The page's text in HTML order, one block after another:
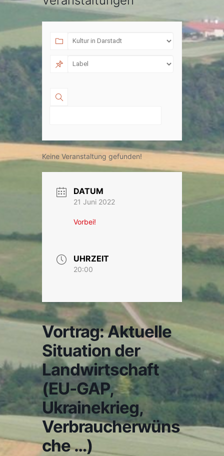
Keine Veranstaltung gefunden!
DATUM
21 Juni 2022
Vorbei!
UHRZEIT
20:00
Vortrag: Aktuelle
Situation der
Landwirtschaft
(EU-GAP,
Ukrainekrieg,
Verbraucherwüns
che …)